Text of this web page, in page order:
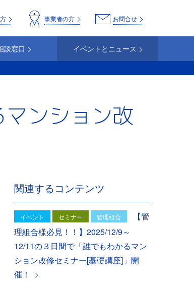
お問合せ
事業者の方
談窓口 イベントとニュース
ンション改
関連するコンテンツ
イベント セミナー 管理組合
【管
理組合様必見！！】2025/12/9～
12/11の３日間で「誰でもわかるマン
ション改修セミナー[基礎講座]」開
催！